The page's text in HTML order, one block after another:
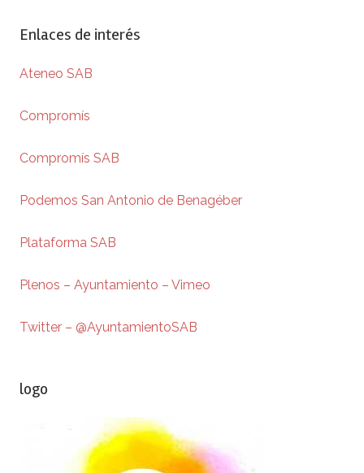
Enlaces de interés
Ateneo SAB
Compromís
Compromís SAB
Podemos San Antonio de Benagéber
Plataforma SAB
Plenos – Ayuntamiento – Vimeo
Twitter – @AyuntamientoSAB
logo